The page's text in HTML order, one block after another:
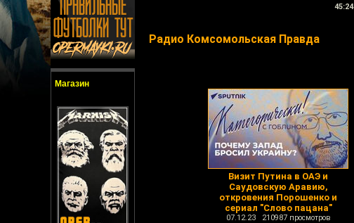
Магазин
45:24
Радио Комсомольская Правда
Визит Путина в ОАЭ и
Саудовскую Аравию,
откровения Порошенко и
сериал "Слово пацана"
07.12.23 210987 просмотров